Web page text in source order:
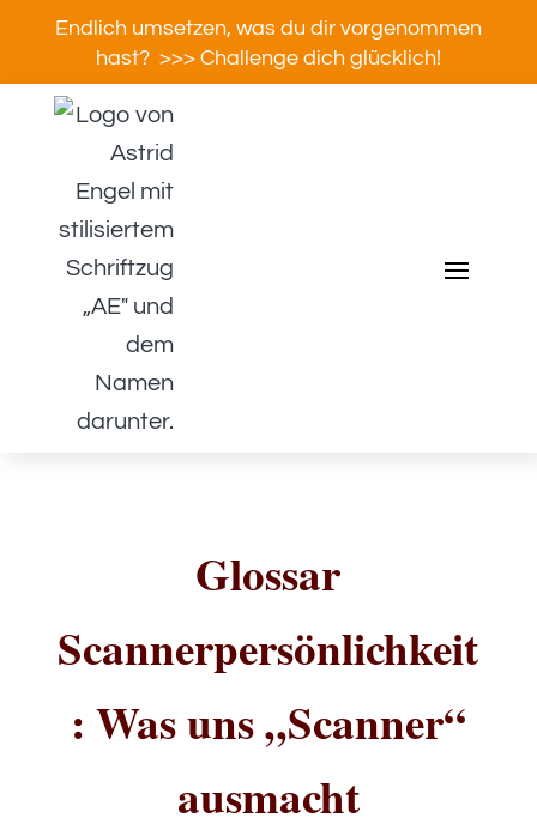
Endlich umsetzen, was du dir vorgenommen
hast? >>> Challenge dich glücklich!
Glossar
Scannerpersönlichkeit
: Was uns „Scanner“
ausmacht